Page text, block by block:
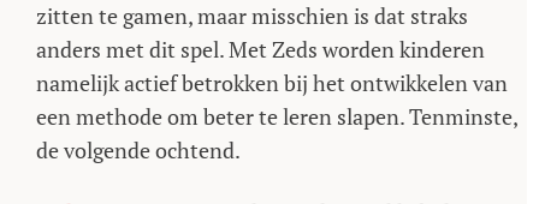
zitten te gamen, maar misschien is dat straks
anders met dit spel. Met Zeds worden kinderen
namelijk actief betrokken bij het ontwikkelen van
een methode om beter te leren slapen. Tenminste,
de volgende ochtend.